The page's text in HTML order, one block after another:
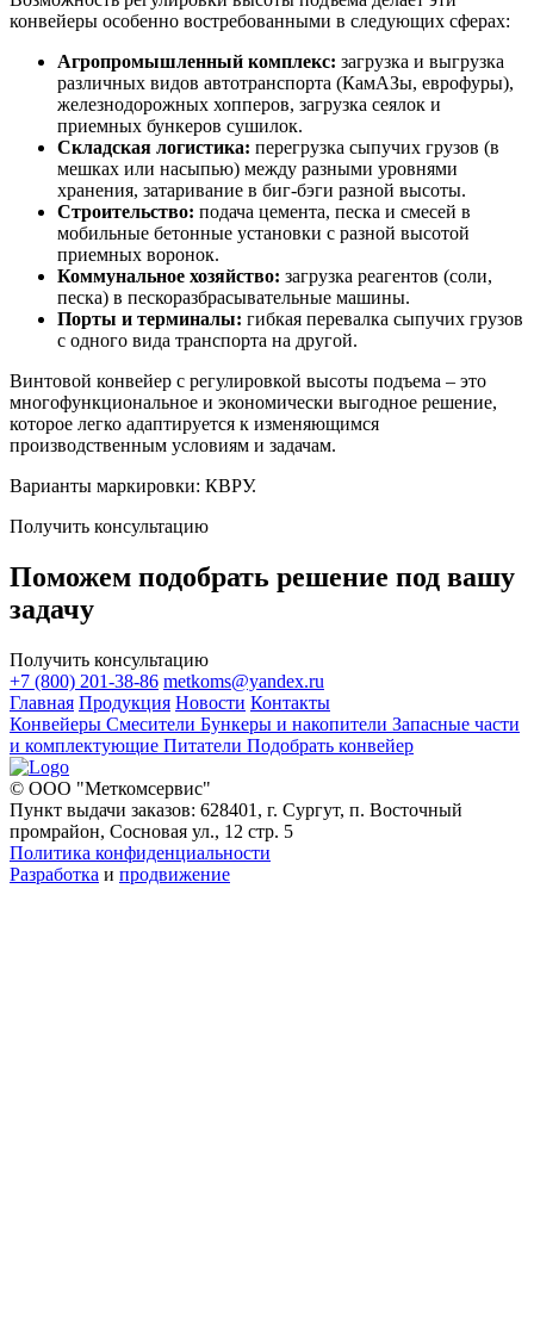
конвейеры особенно востребованными в следующих сферах:
Агропромышленный комплекс: загрузка и выгрузка
различных видов автотранспорта (КамАЗы, еврофуры),
железнодорожных хопперов, загрузка сеялок и
приемных бункеров сушилок.
Складская логистика: перегрузка сыпучих грузов (в
мешках или насыпью) между разными уровнями
хранения, затаривание в биг-бэги разной высоты.
Строительство: подача цемента, песка и смесей в
мобильные бетонные установки с разной высотой
приемных воронок.
Коммунальное хозяйство: загрузка реагентов (соли,
песка) в пескоразбрасывательные машины.
Порты и терминалы: гибкая перевалка сыпучих грузов
с одного вида транспорта на другой.
Винтовой конвейер с регулировкой высоты подъема – это
многофункциональное и экономически выгодное решение,
которое легко адаптируется к изменяющимся
производственным условиям и задачам.
Варианты маркировки: КВРУ.
Получить консультацию
Поможем подобрать решение под вашу
задачу
Получить консультацию
+7 (800) 201-38-86 metkoms@yandex.ru
Главная Продукция Новости Контакты
Конвейеры Смесители Бункеры и накопители Запасные части
и комплектующие Питатели Подобрать конвейер
© ООО "Меткомсервис"
Пункт выдачи заказов: 628401, г. Сургут, п. Восточный
промрайон, Сосновая ул., 12 стр. 5
Политика конфиденциальности
Разработка и продвижение